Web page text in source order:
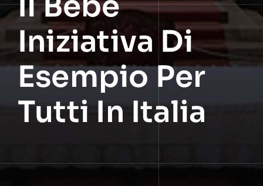
Iniziativa Di
Esempio Per
Tutti In Italia